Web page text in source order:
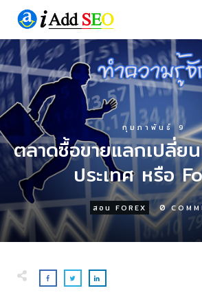
กุมภาพันธ์ 9
ตลาดซื้อขายแลกเปลี่ย
ประเทศ หรือ
สอน FOREX 0